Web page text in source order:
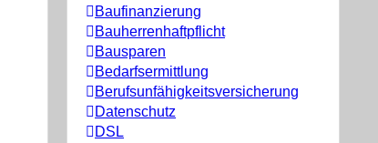
Baufinanzierung
Bauherrenhaftpflicht
Bausparen
Bedarfsermittlung
Berufs­unfähigkeitsversicherung
Datenschutz
DSL